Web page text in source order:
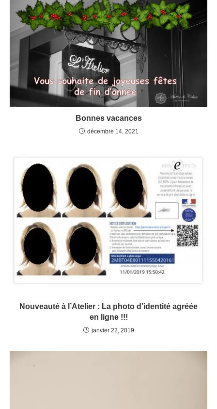
Bonnes vacances
décembre 14, 2021
Nouveauté à l’Atelier : La photo d’identité agréée
en ligne !!!
janvier 22, 2019